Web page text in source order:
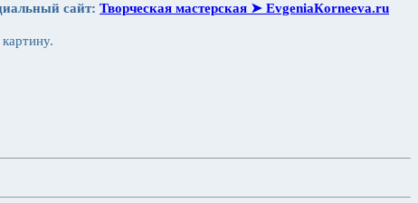
сайт: Творческая мастерская ➤ ЕvgeniaКorneeva.ru